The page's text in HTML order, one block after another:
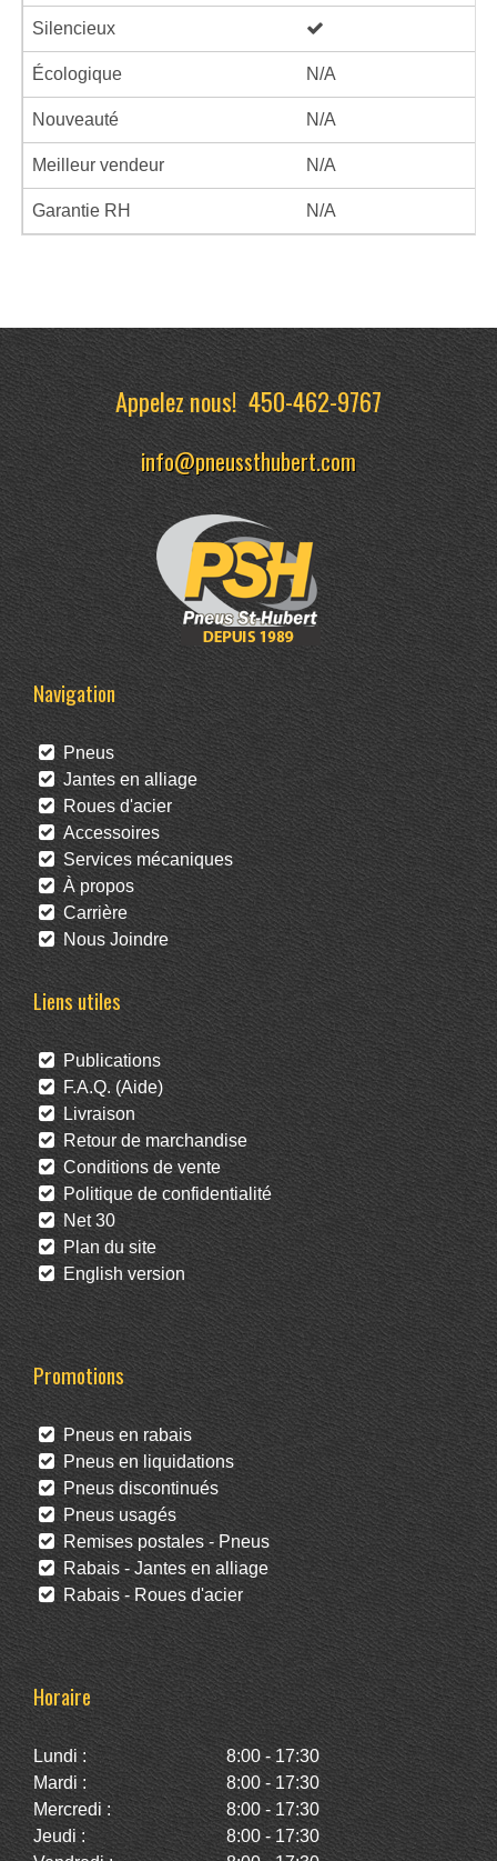
Silencieux
Écologique N/A
Nouveauté N/A
Meilleur vendeur N/A
Garantie RH N/A
Appelez nous!450-462-9767
info@pneussthubert.com
Navigation
Pneus
Jantes en alliage
Roues d'acier
Accessoires
Services mécaniques
À propos
Carrière
Nous Joindre
Liens utiles
Publications
F.A.Q. (Aide)
Livraison
Retour de marchandise
Conditions de vente
Politique de confidentialité
Net 30
Plan du site
English version
Promotions
Pneus en rabais
Pneus en liquidations
Pneus discontinués
Pneus usagés
Remises postales - Pneus
Rabais - Jantes en alliage
Rabais - Roues d'acier
Horaire
Lundi :
8:00 - 17:30
Mardi :
8:00 - 17:30
Mercredi :
8:00 - 17:30
Jeudi :
8:00 - 17:30